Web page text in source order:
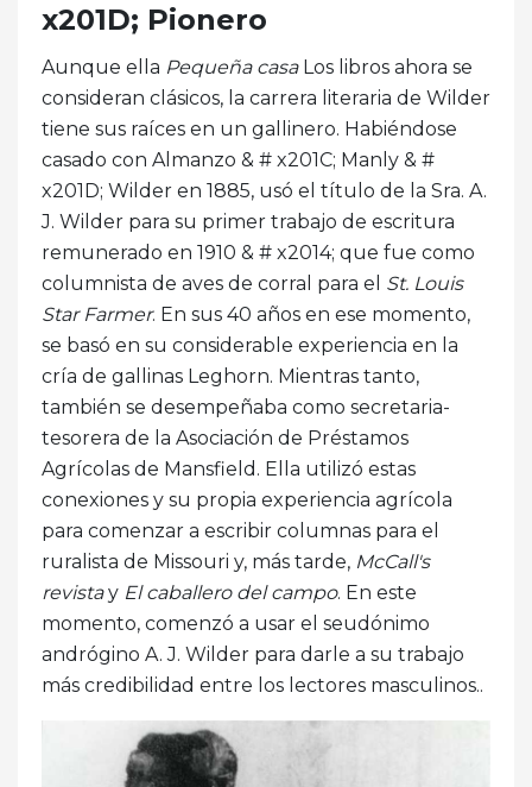
x201D; Pionero
Aunque ella Pequeña casa Los libros ahora se
consideran clásicos, la carrera literaria de Wilder
tiene sus raíces en un gallinero. Habiéndose
casado con Almanzo & # x201C; Manly & #
x201D; Wilder en 1885, usó el título de la Sra. A.
J. Wilder para su primer trabajo de escritura
remunerado en 1910 & # x2014; que fue como
columnista de aves de corral para el St. Louis
Star Farmer. En sus 40 años en ese momento,
se basó en su considerable experiencia en la
cría de gallinas Leghorn. Mientras tanto,
también se desempeñaba como secretaria-
tesorera de la Asociación de Préstamos
Agrícolas de Mansfield. Ella utilizó estas
conexiones y su propia experiencia agrícola
para comenzar a escribir columnas para el
ruralista de Missouri y, más tarde, McCall's
revistay El caballero del campo. En este
momento, comenzó a usar el seudónimo
andrógino A. J. Wilder para darle a su trabajo
más credibilidad entre los lectores masculinos..